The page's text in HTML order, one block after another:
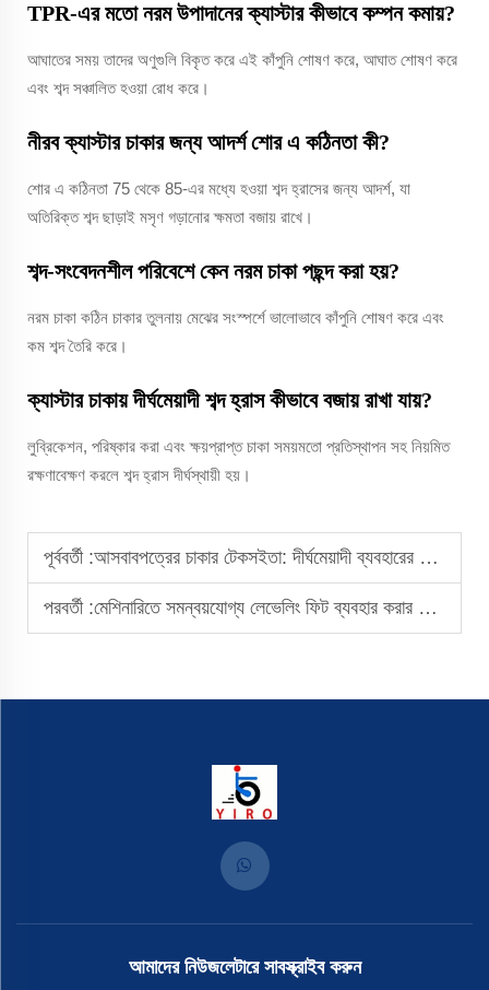
TPR-এর মতো নরম উপাদানের ক্যাস্টার কীভাবে কম্পন কমায়?
আঘাতের সময় তাদের অণুগুলি বিকৃত করে এই কাঁপুনি শোষণ করে, আঘাত শোষণ করে
এবং শব্দ সঞ্চালিত হওয়া রোধ করে।
নীরব ক্যাস্টার চাকার জন্য আদর্শ শোর এ কঠিনতা কী?
শোর এ কঠিনতা 75 থেকে 85-এর মধ্যে হওয়া শব্দ হ্রাসের জন্য আদর্শ, যা
অতিরিক্ত শব্দ ছাড়াই মসৃণ গড়ানোর ক্ষমতা বজায় রাখে।
শব্দ-সংবেদনশীল পরিবেশে কেন নরম চাকা পছন্দ করা হয়?
নরম চাকা কঠিন চাকার তুলনায় মেঝের সংস্পর্শে ভালোভাবে কাঁপুনি শোষণ করে এবং
কম শব্দ তৈরি করে।
ক্যাস্টার চাকায় দীর্ঘমেয়াদী শব্দ হ্রাস কীভাবে বজায় রাখা যায়?
লুব্রিকেশন, পরিষ্কার করা এবং ক্ষয়প্রাপ্ত চাকা সময়মতো প্রতিস্থাপন সহ নিয়মিত
রক্ষণাবেক্ষণ করলে শব্দ হ্রাস দীর্ঘস্থায়ী হয়।
পূর্ববর্তী :আসবাবপত্রের চাকার টেকসইতা: দীর্ঘমেয়াদী ব্যবহারের বিবেচনা
পরবর্তী :মেশিনারিতে সমন্বয়যোগ্য লেভেলিং ফিট ব্যবহার করার পদ্ধতি
আমাদের নিউজলেটারে সাবস্ক্রাইব করুন